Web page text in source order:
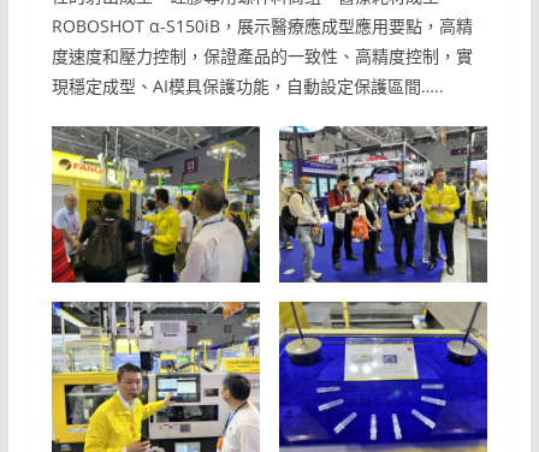
ROBOSHOT α-S150iB，展示醫療應成型應用要點，高精
度速度和壓力控制，保證產品的一致性、高精度控制，實
現穩定成型、AI模具保護功能，自動設定保護區間…..